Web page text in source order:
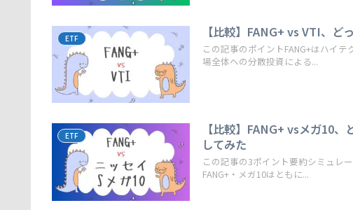
ETF 【比較】FANG+ vs VTI、
この記事のポイントFANG+はハイ
場全体への分散投資による...
ETF
【比較】FANG+ vsメガ10
してみた
この記事の3ポイント要約シミュレ
FANG+・メガ10はともに...